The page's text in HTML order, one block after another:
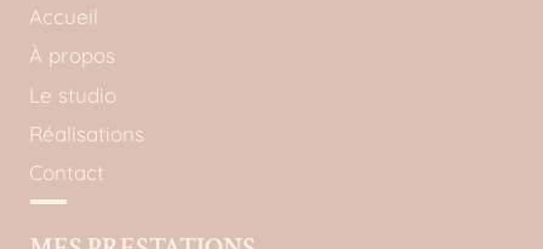
Accueil
À propos
Le studio
Réalisations
Contact